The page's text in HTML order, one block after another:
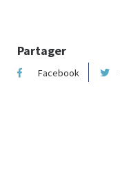
Partager
Facebook